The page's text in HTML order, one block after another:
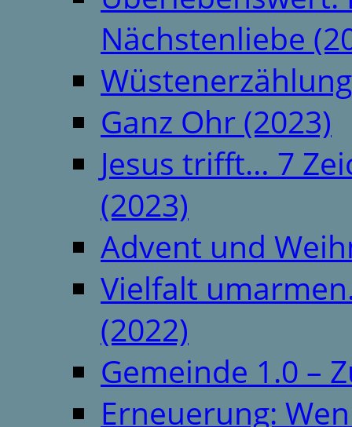
Nächstenliebe
Ganz Ohr (2023)
Jesus trifft… 7
(2023)
Advent und
Vielfalt
(2022)
Gemeinde 1.0 –
Erneuerung: